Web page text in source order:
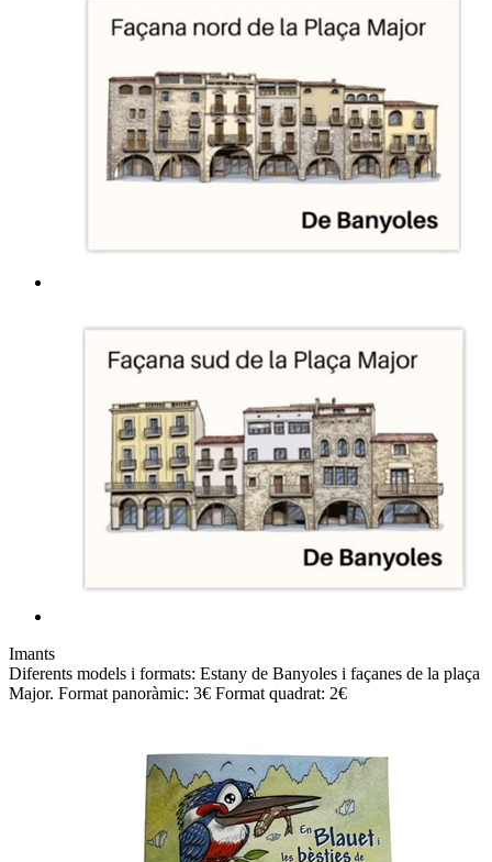
Imants
Diferents models i formats: Estany de Banyoles i façanes de la plaça
Major. Format panoràmic: 3€ Format quadrat: 2€